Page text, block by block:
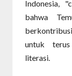
Indonesia,
bahwa
untuk terus
literasi.